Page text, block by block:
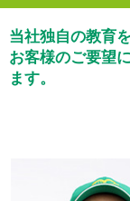
当社独自の教育
お客様のご要望
ます。